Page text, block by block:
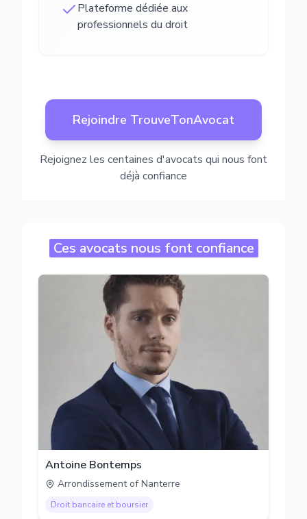
Plateforme dédiée aux
professionnels du droit
Rejoindre TrouveTonAvocat
Rejoignez les centaines d'avocats qui nous font
déjà confiance
Ces avocats nous font confiance
Antoine Bontemps
Arrondissement of Nanterre
Droit bancaire et boursier